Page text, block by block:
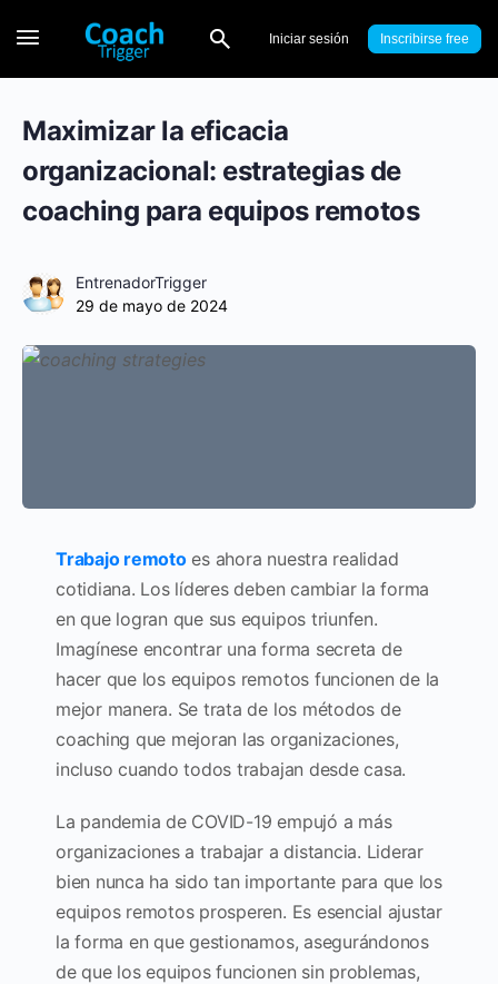
Iniciar sesión Inscribirse
Maximizar la eficacia
organizacional: estrategias de
coaching para equipos remotos
EntrenadorTrigger
29 de mayo de 2024
Trabajo remotoes ahora nuestra realidad
cotidiana. Los líderes deben cambiar la forma
en que logran que sus equipos triunfen.
Imagínese encontrar una forma secreta de
hacer que los equipos remotos funcionen de la
mejor manera. Se trata de los métodos de
coaching que mejoran las organizaciones,
incluso cuando todos trabajan desde casa.
La pandemia de COVID-19 empujó a más
organizaciones a trabajar a distancia. Liderar
bien nunca ha sido tan importante para que los
equipos remotos prosperen. Es esencial ajustar
la forma en que gestionamos, asegurándonos
de que los equipos funcionen sin problemas,